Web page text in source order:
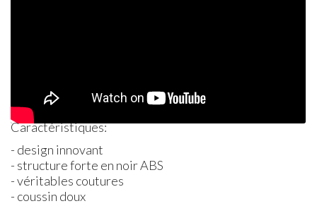
Caractéristiques:
- design innovant
- structure forte en noirABS
- véritables coutures
- coussin doux